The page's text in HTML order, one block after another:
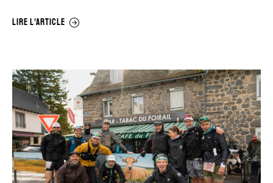
LIRE L'ARTICLE